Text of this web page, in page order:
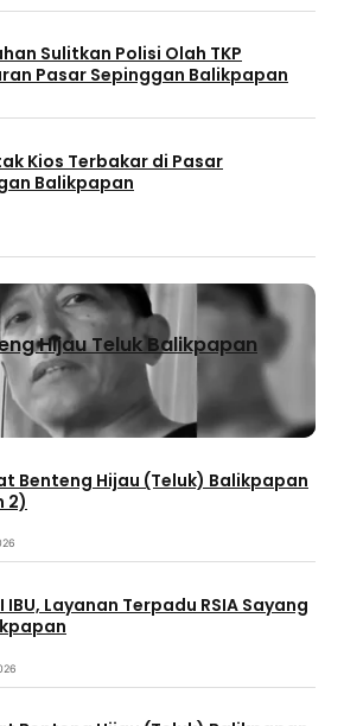
Sulitkan Polisi Olah TKP
Pasar Sepinggan Balikpapan
Kios Terbakar di Pasar
Balikpapan
Hijau Teluk Balikpapan
Benteng Hijau (Teluk) Balikpapan
2)
IBU, Layanan Terpadu RSIA Sayang